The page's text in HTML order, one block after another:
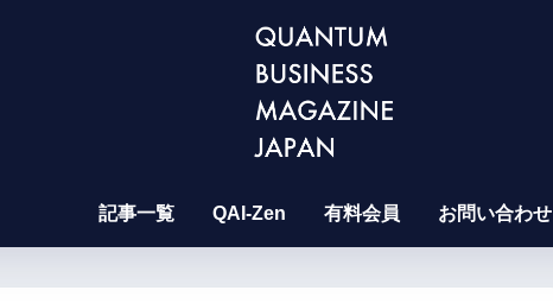
記事一覧 QAI-Zen 有料会員 お問い合わせ